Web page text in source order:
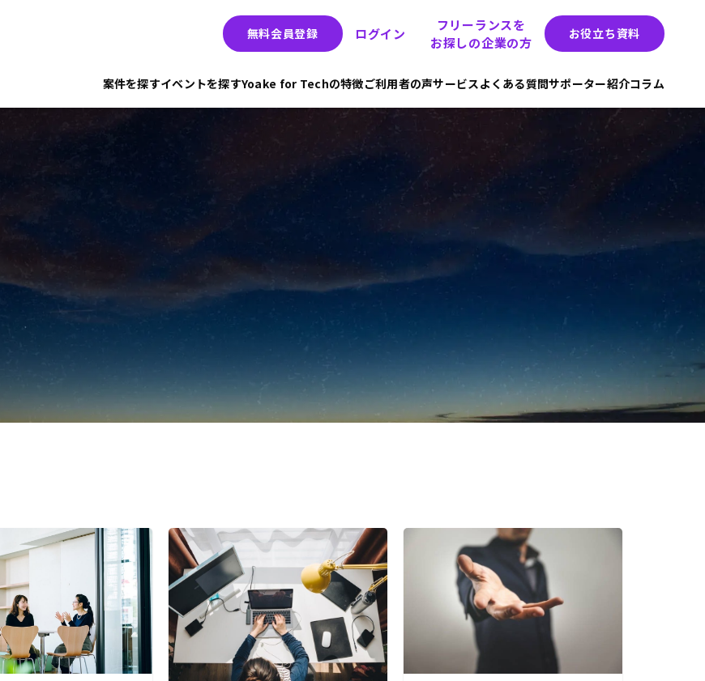
無料会員登録 ログイン
フリーランスを
お探しの企業の方
お役立ち資料
案件を探すイベントを探すYoake for Techの特徴ご利用者の声サービスよくある質問サポーター紹介コラム